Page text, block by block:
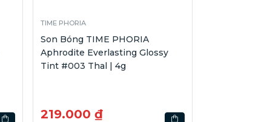
TIME PHORIA
Son Bóng TIME PHORIA
Aphrodite Everlasting Glossy
Tint #003 Thal | 4g
219.000 ₫